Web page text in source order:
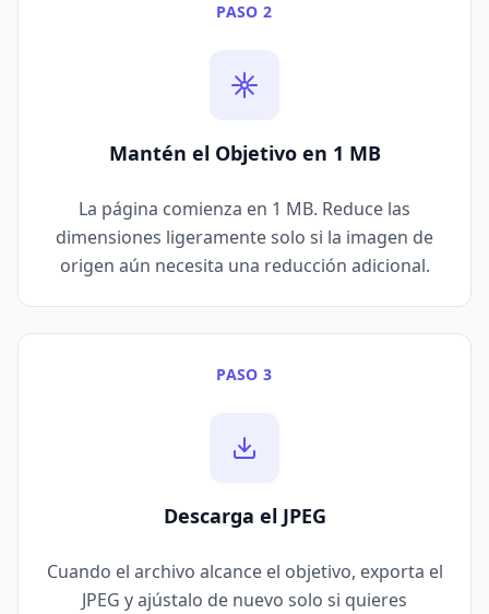
PASO 2
Mantén el Objetivo en 1 MB
La página comienza en 1 MB. Reduce las
dimensiones ligeramente solo si la imagen de
origen aún necesita una reducción adicional.
PASO 3
Descarga el JPEG
Cuando el archivo alcance el objetivo, exporta el
JPEG y ajústalo de nuevo solo si quieres